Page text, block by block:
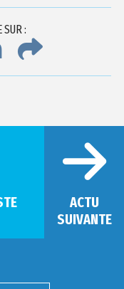
SUR :
ACTU
SUIVANTE